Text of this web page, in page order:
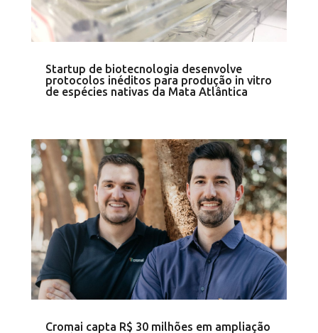
Startup de biotecnologia desenvolve
protocolos inéditos para produção in vitro
de espécies nativas da Mata Atlântica
Cromai capta R$ 30 milhões em ampliação